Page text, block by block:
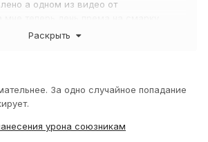
а одном из видео от
Раскрыть
За одно случайное попадание
урона союзникам